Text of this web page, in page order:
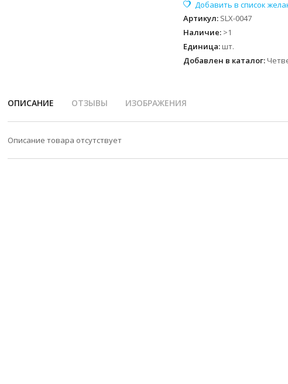
Артикул: SLX-0047
Наличие: >1
Единица: шт.
Добавлен в каталог:
ОПИСАНИЕ ОТЗЫВЫ ИЗОБРАЖЕНИЯ
Описание товара отсутствует